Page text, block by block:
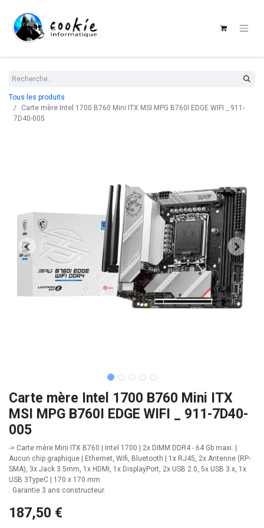
Tous les produits
Carte mère Intel 1700 B760 Mini ITX MSI MPG B760I EDGE WIFI _ 911-
7D40-005
Carte mère Intel 1700 B760 Mini ITX
MSI MPG B760I EDGE WIFI _ 911-7D40-
005
-> Carte mère Mini ITX B760 | Intel 1700 | 2x DIMM DDR4 - 64 Gb maxi. |
Aucun chip graphique | Ethernet, Wifi, Bluetooth | 1x RJ45, 2x Antenne (RP-
SMA), 3x Jack 3.5mm, 1x HDMI, 1x DisplayPort, 2x USB 2.0, 5x USB 3.x, 1x
USB 3TypeC | 170 x 170 mm
. Garantie 3 ans constructeur.
187,50 €